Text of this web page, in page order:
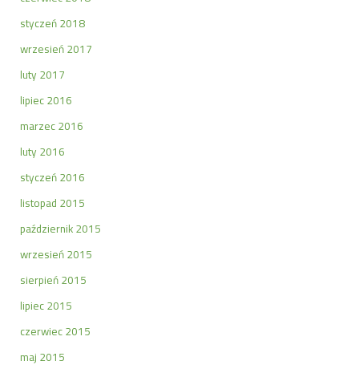
styczeń 2018
wrzesień 2017
luty 2017
lipiec 2016
marzec 2016
luty 2016
styczeń 2016
listopad 2015
październik 2015
wrzesień 2015
sierpień 2015
lipiec 2015
czerwiec 2015
maj 2015